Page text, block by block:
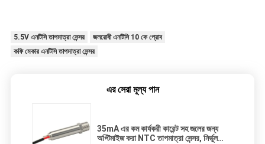
5.5V এনটিসি তাপমাত্রা সেন্সর
জলরোধী এনটিসি 10 কে প্রোব
কফি মেকার এনটিসি তাপমাত্রা সেন্সর
এর সেরা মূল্য পান
35mA এর কম কার্যকরী কারেন্ট সহ জলের জন্য
অপ্টিমাইজ করা NTC তাপমাত্রা সেন্সর, নির্ভুল